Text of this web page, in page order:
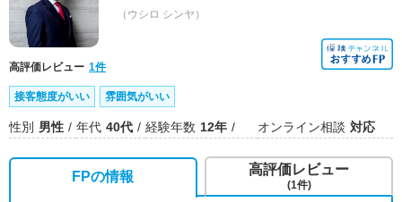
（ウシロ シンヤ）
高評価レビュー 1件
接客態度がいい 雰囲気がいい
性別 男性 年代 40代 経験年数 12年 オンライン相談 対応
FPの情報 高評価レビュー
(1件)